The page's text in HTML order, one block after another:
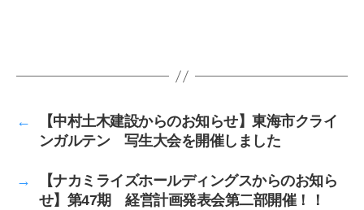
←
【中村土木建設からのお知らせ】東海市クライ
ンガルテン 写生大会を開催しました
→
【ナカミライズホールディングスからのお知ら
せ】第47期 経営計画発表会第二部開催！！